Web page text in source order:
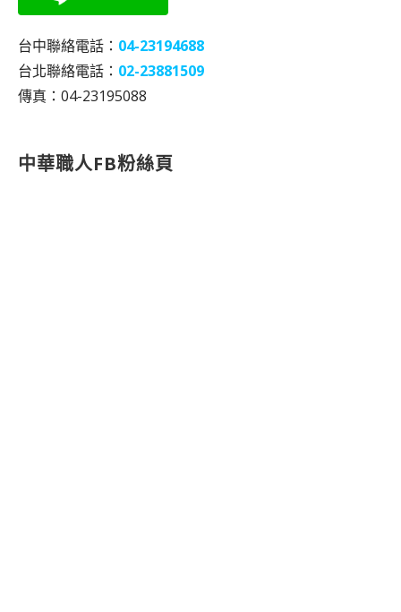
台中聯絡電話： 04-23194688
台北聯絡電話： 02-23881509
傳真：04-23195088
中華職人FB粉絲頁